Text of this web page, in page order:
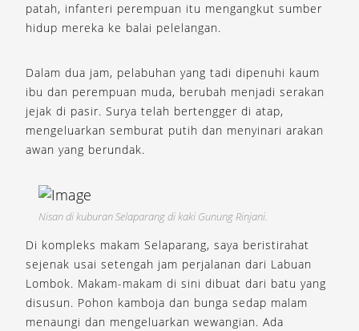
patah, infanteri perempuan itu mengangkut sumber
hidup mereka ke balai pelelangan.
Dalam dua jam, pelabuhan yang tadi dipenuhi kaum
ibu dan perempuan muda, berubah menjadi serakan
jejak di pasir. Surya telah bertengger di atap,
mengeluarkan semburat putih dan menyinari arakan
awan yang berundak.
Nisan di kuburan Selaparang di kaki Gunung Rinjani.
Di kompleks makam Selaparang, saya beristirahat
sejenak usai setengah jam perjalanan dari Labuan
Lombok. Makam-makam di sini dibuat dari batu yang
disusun. Pohon kamboja dan bunga sedap malam
menaungi dan mengeluarkan wewangian. Ada